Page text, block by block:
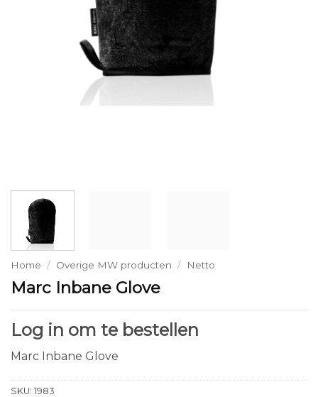
Home / Overige MW producten / Netto
Marc Inbane Glove
Log in om te bestellen
Marc Inbane Glove
SKU: 1983